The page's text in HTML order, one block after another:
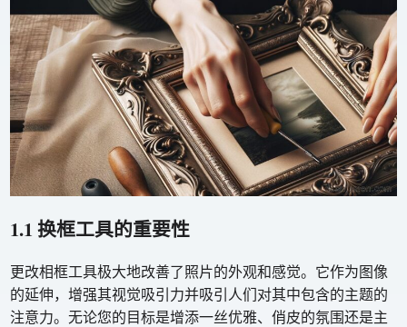
1.1 换框工具的重要性
更改相框工具极大地改善了照片的外观和感觉。它作为图像
的延伸，增强其视觉吸引力并吸引人们对其中包含的主题的
注意力。无论您的目标是增添一丝优雅、俏皮的氛围还是主